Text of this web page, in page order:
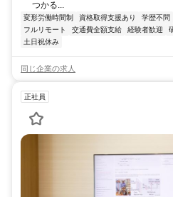
つかる...
変形労働時間制 資格取得支援あり 学歴不問
フルリモート
交通費全額支給 経験者歓迎
土日祝休み
同じ企業の求人
正社員